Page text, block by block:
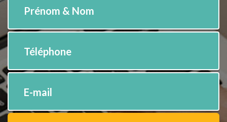
Prénom & Nom
Téléphone
E-mail